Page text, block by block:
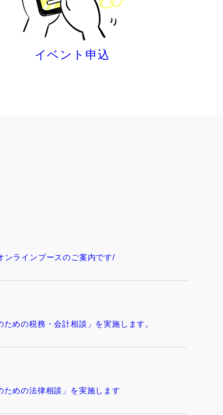
イベント申込
ンラインブースのご案内です/
ための税務・会計相談」を実施します。
ための法律相談」を実施します